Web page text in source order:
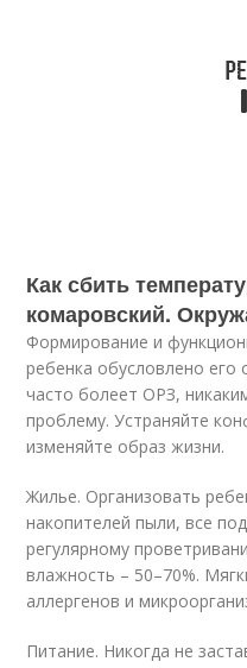
Как сбить
комаровский.
Формирование и
ребенка обусловлено его
часто болеет ОРЗ,
проблему. Устраняйте
изменяйте образ жизни.
Жилье. Организовать
накопителей пыли, все
регулярному
влажность – 50–70%.
аллергенов и
Питание. Никогда не